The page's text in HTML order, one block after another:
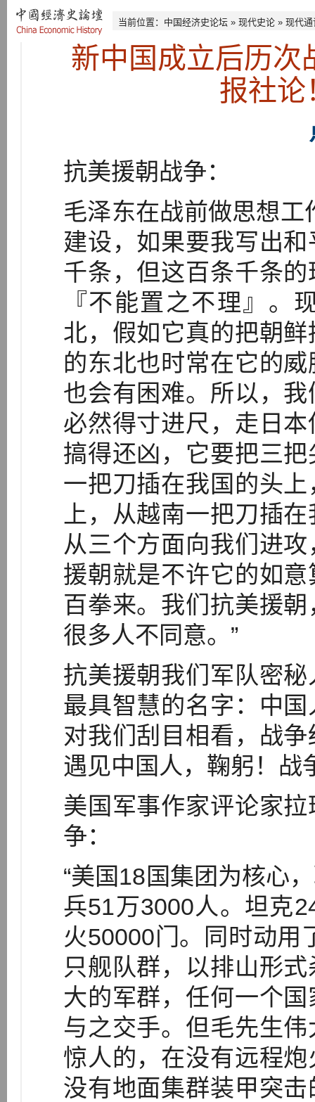
当前位置： 中国经济史论坛 » 现代史论 » 现代通
新中国成立后历次
报社论
抗美援朝战争：
毛泽东在战前做思想工
建设，如果要我写出
千条，但这百条千条
『不能置之不理』。
北，假如它真的把朝
的东北也时常在它的
也会有困难。所以，
必然得寸进尺，走日
搞得还凶，它要把三
一把刀插在我国的头
上，从越南一把刀插
从三个方面向我们进
援朝就是不许它的如
百拳来。我们抗美援
很多人不同意。”
抗美援朝我们军队密
最具智慧的名字：中
对我们刮目相看，战
遇见中国人，鞠躬！战
美国军事作家评论家
争：
“美国18国集团为核心
兵51万3000人。坦克
火50000门。同时动用
只舰队群，以排山形
大的军群，任何一个
与之交手。但毛先生
惊人的，在没有远程
没有地面集群装甲突